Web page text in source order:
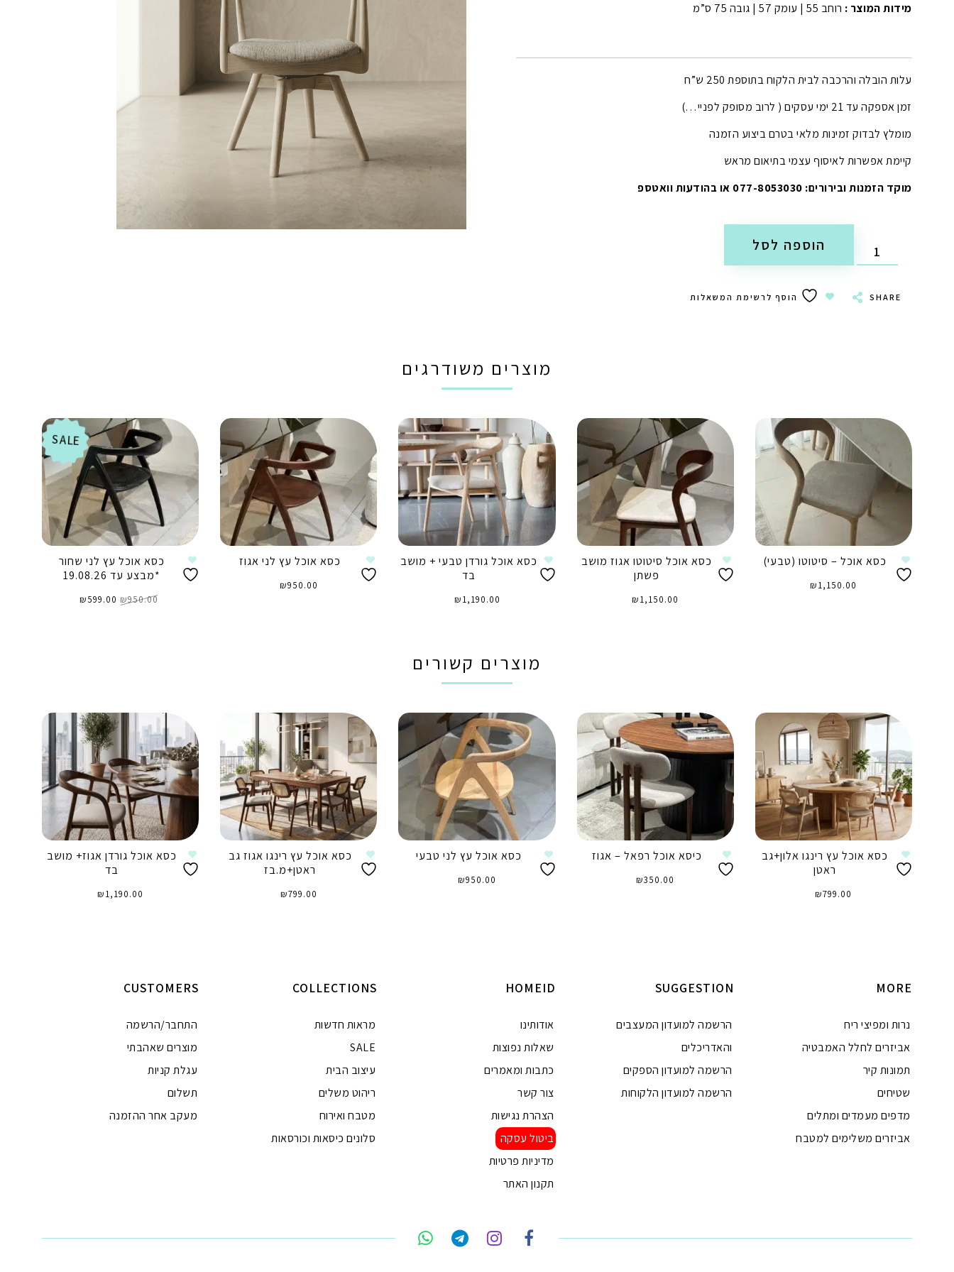
מידות המוצר : רוחב 55 | עומק 57 | גובה 75 ס”מ
עלות הובלה והרכבה לבית הלקוח בתוספת 250 ש”ח
זמן אספקה עד 21 ימי עסקים ( לרוב מסופק לפניי…)
מומלץ לבדוק זמינות מלאי בטרם ביצוע הזמנה
קיימת אפשרות לאיסוף עצמי בתיאום מראש
מוקד הזמנות ובירורים: 077-8053030 או בהודעות וואטספ
הוספה לסל
SHARE הוסף לרשימת המשאלות
מוצרים משודרגים
כסא אוכל – סיטוטו (טבעי)
₪1,150.00
כסא אוכל סיטוטו אגוז מושב
פשתן
₪1,150.00
כסא אוכל גורדן טבעי + מושב
בד
₪1,190.00
כסא אוכל עץ לני אגוז
₪950.00
SALE
כסא אוכל עץ לני שחור
*מבצע עד 19.08.26
₪950.00 המקורי
היה:
₪599.00 הנוכחי
הוא:
מוצרים קשורים
כסא אוכל עץ רינגו אלון+גב
ראטן
₪799.00
כיסא אוכל רפאל – אגוז
₪350.00
כסא אוכל עץ לני טבעי
₪950.00
כסא אוכל עץ רינגו אגוז גב
ראטן+מ.בז
₪799.00
כסא אוכל גורדן אגוז+ מושב
בד
₪1,190.00
CUSTOMERS
התחבר/הרשמה
מוצרים שאהבתי
עגלת קניות
תשלום
מעקב אחר ההזמנה
COLLECTIONS
מראות חדשות
SALE
עיצוב הבית
ריהוט משלים
מטבח ואירוח
סלונים כיסאות וכורסאות
HOMEID
אודותינו
שאלות נפוצות
כתבות ומאמרים
צור קשר
הצהרת נגישות
ביטול עסקה
מדיניות פרטיות
תקנון האתר
SUGGESTION
הרשמה למועדון המעצבים
והאדריכלים
הרשמה למועדון הספקים
הרשמה למועדון הלקוחות
MORE
נרות ומפיצי ריח
אביזרים לחלל האמבטיה
תמונות קיר
שטיחים
מדפים מעמדים ומתלים
אביזרים משלימים למטבח